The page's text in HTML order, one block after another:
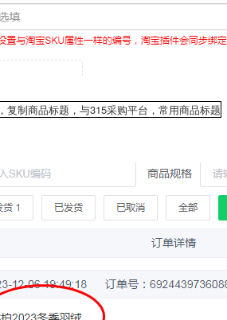
制商品标题，与315采购平台，常用商品标题